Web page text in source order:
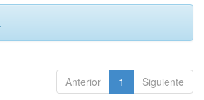
Anterior 1 Siguiente